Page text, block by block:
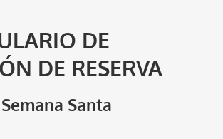
DE
DE RESERVA
Santa